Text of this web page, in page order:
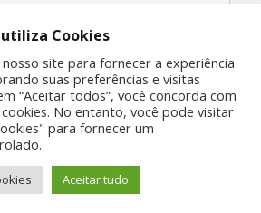
– Unidade de Pesquisa em Álcool e Drogas
Nossa História
Onde Procurar Ajuda?
Contato
Cookies
site para fornecer a experiência
suas preferências e visitas
“Aceitar todos”, você concorda com
No entanto, você pode visitar
para fornecer um
Aceitar tudo